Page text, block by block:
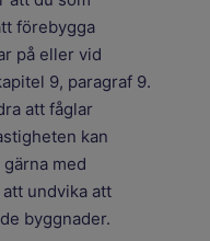
förebygga
på eller vid
9, paragraf 9.
att fåglar
kan
med
undvika att
byggnader.